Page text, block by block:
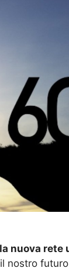
nuova rete
nostro